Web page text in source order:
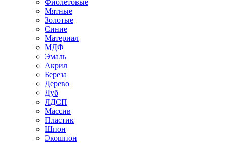
Фиолетовые
Мятные
Золотые
Синие
Материал
МДФ
Эмаль
Акрил
Береза
Дерево
Дуб
ЛДСП
Массив
Пластик
Шпон
Экошпон